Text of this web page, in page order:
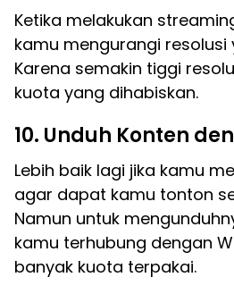
Ketika melakukan
kamu mengurangi resolusi
Karena semakin tiggi
kuota yang dihabiskan.
10. Unduh Konten
Lebih baik lagi jika kamu
agar dapat kamu tonton
Namun untuk
kamu terhubung dengan
banyak kuota terpakai.